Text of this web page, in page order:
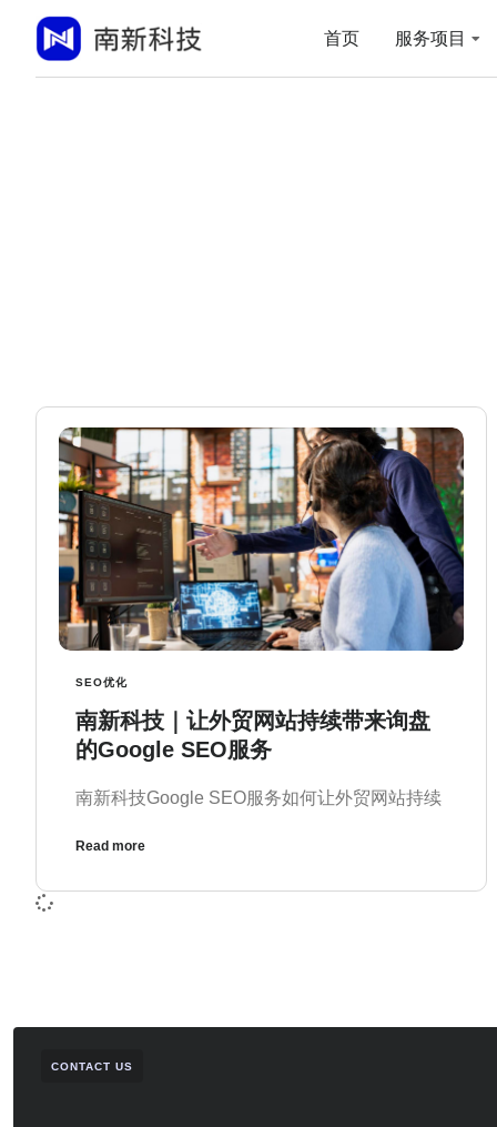
首页 服务项目
SEO优化
南新科技｜让外贸网站持续带来询盘
的Google SEO服务
南新科技Google SEO服务如何让外贸网站持续
Read more
CONTACT US